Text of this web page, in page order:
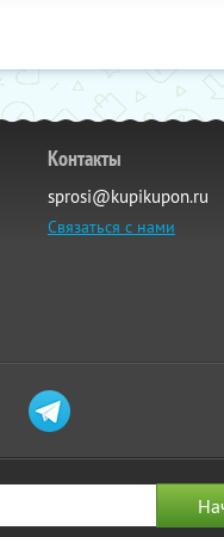
Контакты
sprosi@kupikupon.ru
Связаться с нами